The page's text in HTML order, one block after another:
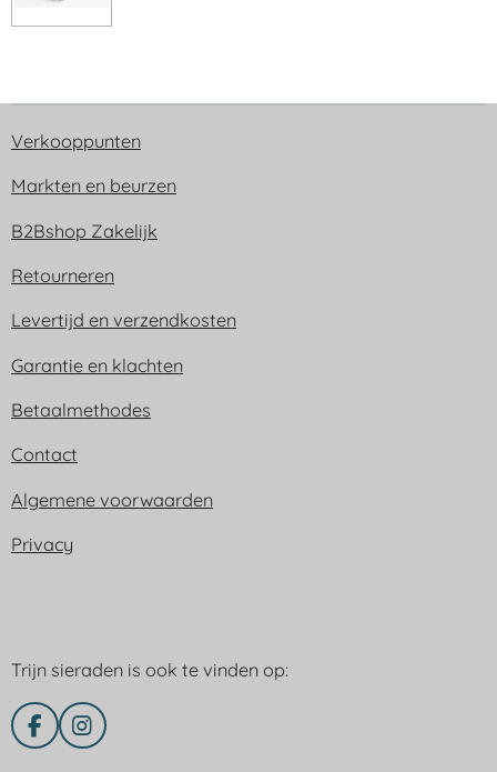
Verkooppunten
Markten en beurzen
B2Bshop Zakelijk
Retourneren
Levertijd en verzendkosten
Garantie en klachten
Betaalmethodes
Contact
Algemene voorwaarden
Privacy
Trijn sieraden is ook te vinden op:
F
a
I
n